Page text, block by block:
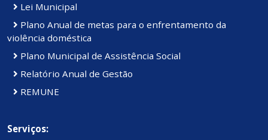
Lei Municipal
Plano Anual de metas para o enfrentamento da
violência doméstica
Plano Municipal de Assistência Social
Relatório Anual de Gestão
REMUNE
Serviços: